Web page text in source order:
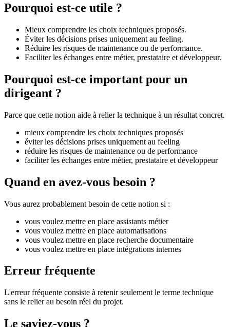
Pourquoi est-ce utile ?
Mieux comprendre les choix techniques proposés.
Éviter les décisions prises uniquement au feeling.
Réduire les risques de maintenance ou de performance.
Faciliter les échanges entre métier, prestataire et développeur.
Pourquoi est-ce important pour un
dirigeant ?
Parce que cette notion aide à relier la technique à un résultat concret.
mieux comprendre les choix techniques proposés
éviter les décisions prises uniquement au feeling
réduire les risques de maintenance ou de performance
faciliter les échanges entre métier, prestataire et développeur
Quand en avez-vous besoin ?
Vous aurez probablement besoin de cette notion si :
vous voulez mettre en place assistants métier
vous voulez mettre en place automatisations
vous voulez mettre en place recherche documentaire
vous voulez mettre en place intégrations internes
Erreur fréquente
L'erreur fréquente consiste à retenir seulement le terme technique
sans le relier au besoin réel du projet.
Le saviez-vous ?